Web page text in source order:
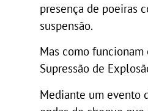
presença de poeiras
suspensão.
Mas como funcionam
Supressão de
Mediante um evento